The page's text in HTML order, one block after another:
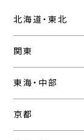
北海道・東北
関東
東海・中部
京都